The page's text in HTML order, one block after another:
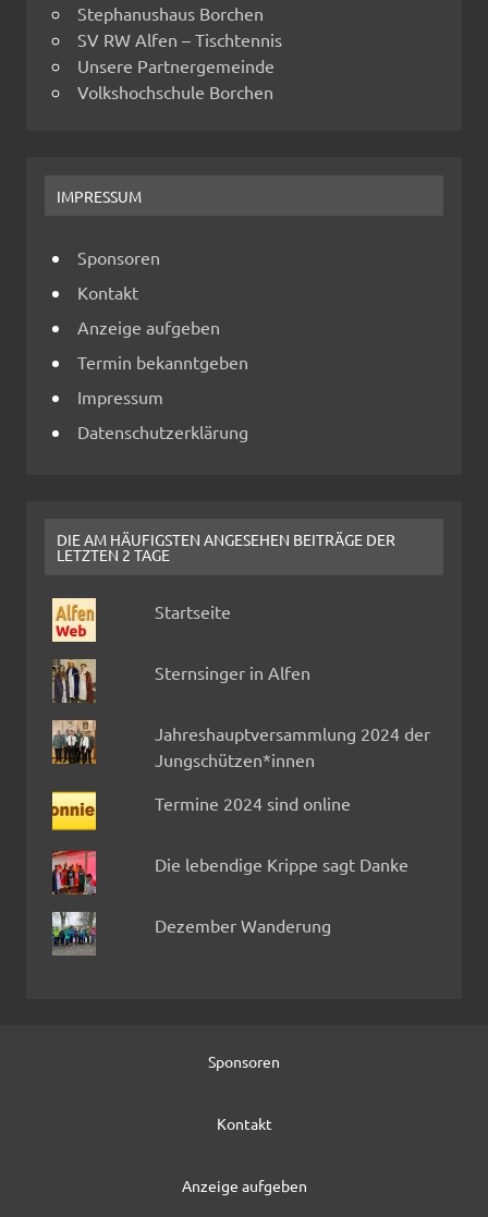
Stephanushaus Borchen
SV RW Alfen – Tischtennis
Unsere Partnergemeinde
Volkshochschule Borchen
IMPRESSUM
Sponsoren
Kontakt
Anzeige aufgeben
Termin bekanntgeben
Impressum
Datenschutzerklärung
DIE AM HÄUFIGSTEN ANGESEHEN BEITRÄGE DER
LETZTEN 2 TAGE
Startseite
Sternsinger in Alfen
Jahreshauptversammlung 2024 der
Jungschützen*innen
Termine 2024 sind online
Die lebendige Krippe sagt Danke
Dezember Wanderung
Sponsoren
Kontakt
Anzeige aufgeben